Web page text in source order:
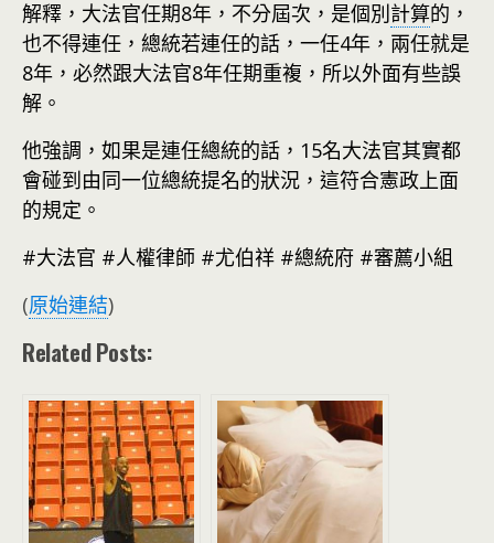
解釋，大法官任期8年，不分屆次，是個別計算的，
也不得連任，總統若連任的話，一任4年，兩任就是
8年，必然跟大法官8年任期重複，所以外面有些誤
解。
他強調，如果是連任總統的話，15名大法官其實都
會碰到由同一位總統提名的狀況，這符合憲政上面
的規定。
#大法官 #人權律師 #尤伯祥 #總統府 #審薦小組
(原始連結)
Related Posts: